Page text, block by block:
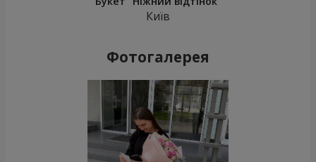
Київ
Фотогалерея